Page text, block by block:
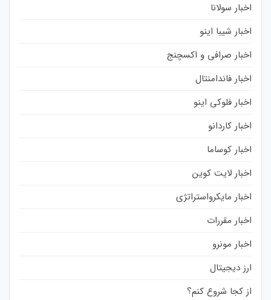
اخبار سولانا
اخبار شیبا اینو
اخبار صرافی و اکسچنج
اخبار فاندامنتال
اخبار فلوکی اینو
اخبار کاردانو
اخبار کوساما
اخبار لایت کوین
اخبار مایکرواستراتژی
اخبار مقررات
اخبار مونرو
ارز دیجیتال
از کجا شروع کنم؟